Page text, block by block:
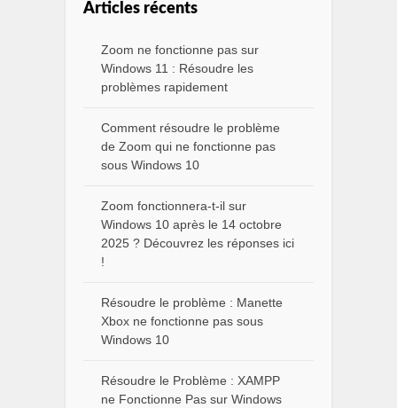
Articles récents
Zoom ne fonctionne pas sur
Windows 11 : Résoudre les
problèmes rapidement
Comment résoudre le problème
de Zoom qui ne fonctionne pas
sous Windows 10
Zoom fonctionnera-t-il sur
Windows 10 après le 14 octobre
2025 ? Découvrez les réponses ici
!
Résoudre le problème : Manette
Xbox ne fonctionne pas sous
Windows 10
Résoudre le Problème : XAMPP
ne Fonctionne Pas sur Windows